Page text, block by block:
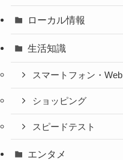
ローカル情報
生活知識
スマートフォン・Web
ショッピング
スピードテスト
エンタメ